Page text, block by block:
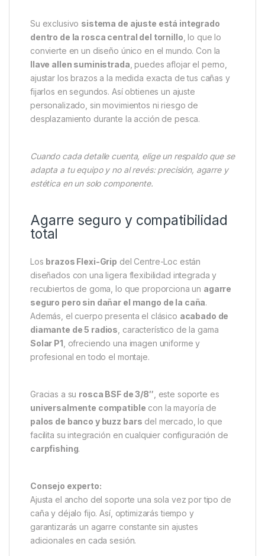
Su exclusivo sistema de ajuste está integrado
dentro de la rosca central del tornillo , lo que lo
convierte en un diseño único en el mundo. Con la
llave allen suministrada , puedes aflojar el perno,
ajustar los brazos a la medida exacta de tus cañas y
fijarlos en segundos. Así obtienes un ajuste
personalizado, sin movimientos ni riesgo de
desplazamiento durante la acción de pesca.
Cuando cada detalle cuenta, elige un respaldo que se
adapta a tu equipo y no al revés: precisión, agarre y
estética en un solo componente.
Agarre seguro y compatibilidad
total
Los brazos Flexi-Grip del Centre-Loc están
diseñados con una ligera flexibilidad integrada y
recubiertos de goma, lo que proporciona un agarre
seguro pero sin dañar el mango de la caña.
Además, el cuerpo presenta el clásico acabado de
diamante de 5 radios , característico de la gama
Solar P1 , ofreciendo una imagen uniforme y
profesional en todo el montaje.
Gracias a su rosca BSF de 3/8″ , este soporte es
universalmente compatible con la mayoría de
palos de banco y buzz bars del mercado, lo que
facilita su integración en cualquier configuración de
carpfishing.
Consejo experto:
Ajusta el ancho del soporte una sola vez por tipo de
caña y déjalo fijo. Así, optimizarás tiempo y
garantizarás un agarre constante sin ajustes
adicionales en cada sesión.